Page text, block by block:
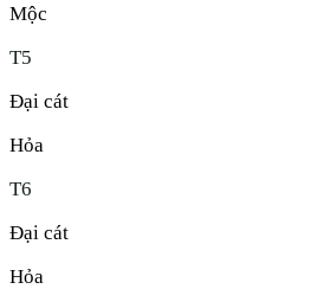
Mộc
T5
Đại cát
Hỏa
T6
Đại cát
Hỏa